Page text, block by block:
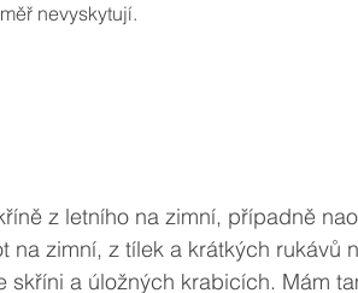
nevyskytují.
z letního na zimní, případně
zimní, z tílek a krátkých rukávů
a úložných krabicích. Mám